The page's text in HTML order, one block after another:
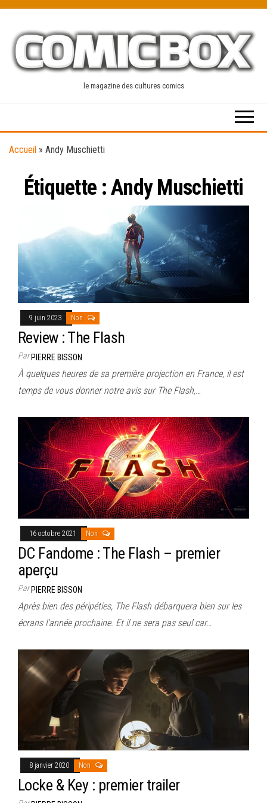
content
le magazine des cultures comics
Accueil » Andy Muschietti
Étiquette :Andy Muschietti
9 juin 2023 Non
Review : The Flash
ParPIERRE BISSON
À quelques heures de sa première projection en France, il est
temps de vous donner notre avis sur The Flash,…
16 octobre 2021 Non
DC Fandome : The Flash – premier
aperçu
ParPIERRE BISSON
Après bien des péripéties, The Flash débarquera bien sur les
écrans l’année prochaine. Et il ne sera pas seul car…
8 janvier 2020 Non
Locke & Key : premier trailer